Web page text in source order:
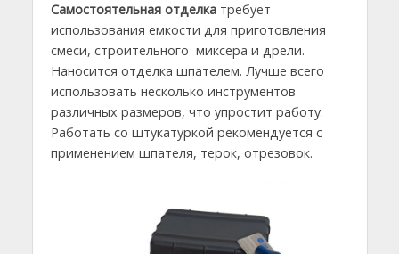
Самостоятельная отделкатребует
использования емкости для приготовления
смеси, строительного миксера и дрели.
Наносится отделка шпателем. Лучше всего
использовать несколько инструментов
различных размеров, что упростит работу.
Работать со штукатуркой рекомендуется с
применением шпателя, терок, отрезовок.